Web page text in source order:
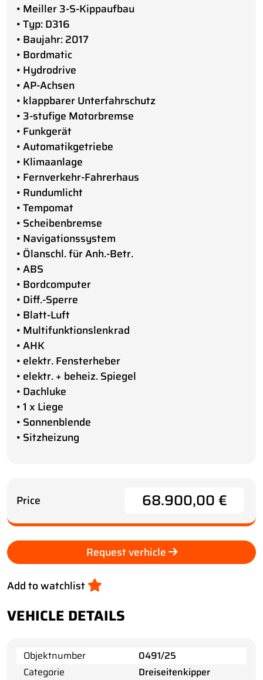
• Meiller 3-S-Kippaufbau
• Typ: D316
• Baujahr: 2017
• Bordmatic
• Hydrodrive
• AP-Achsen
• klappbarer Unterfahrschutz
• 3-stufige Motorbremse
• Funkgerät
• Automatikgetriebe
• Klimaanlage
• Fernverkehr-Fahrerhaus
• Rundumlicht
• Tempomat
• Scheibenbremse
• Navigationssystem
• Ölanschl. für Anh.-Betr.
• ABS
• Bordcomputer
• Diff.-Sperre
• Blatt-Luft
• Multifunktionslenkrad
• AHK
• elektr. Fensterheber
• elektr. + beheiz. Spiegel
• Dachluke
• 1 x Liege
• Sonnenblende
• Sitzheizung
Price 68.900,00 €
Request verhicle
Add to watchlist
VEHICLE DETAILS
Objektnumber
0491/25
Categorie
Dreiseitenkipper